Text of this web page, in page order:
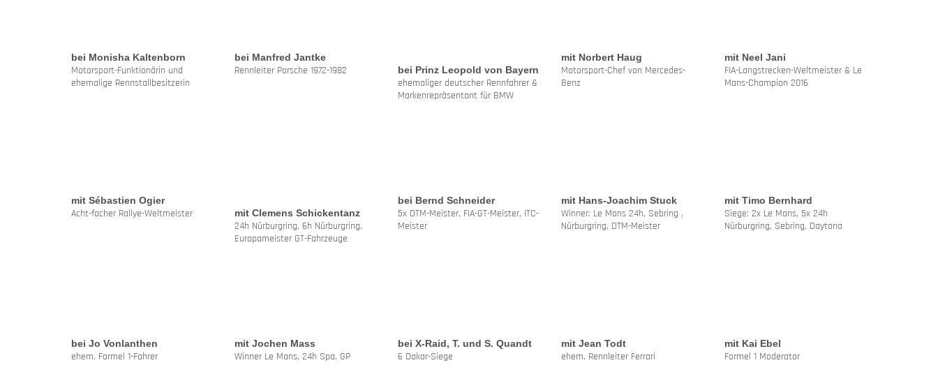
bei Monisha Kaltenborn
Motorsport-Funktionärin und
ehemalige Rennstallbesitzerin
bei Manfred Jantke
Rennleiter Porsche 1972-1982 bei Prinz Leopold von Bayern
ehemaliger deutscher Rennfahrer &
Markenrepräsentant für BMW
mit Norbert Haug
Motorsport-Chef von Mercedes-
Benz
mit Neel Jani
FIA-Langstrecken-Weltmeister & Le
Mans-Champion 2016
mit Sébastien Ogier
Acht-facher Rallye-Weltmeister mit Clemens Schickentanz
24h Nürburgring, 6h Nürburgring,
Europameister GT-Fahrzeuge
bei Bernd Schneider
5x DTM-Meister, FIA-GT-Meister, ITC-
Meister
mit Hans-Joachim Stuck
Winner: Le Mans 24h, Sebring ,
Nürburgring, DTM-Meister
mit Timo Bernhard
Siege: 2x Le Mans, 5x 24h
Nürburgring, Sebring, Daytona
bei Jo Vonlanthen
ehem. Formel 1-Fahrer
mit Jochen Mass
Winner Le Mans, 24h Spa, GP
bei X-Raid, T. und S. Quandt
6 Dakar-Siege
mit Jean Todt
ehem. Rennleiter Ferrari
mit Kai Ebel
Formel 1 Moderator